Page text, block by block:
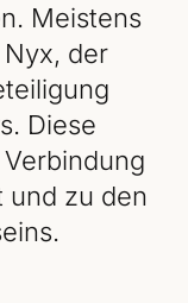
Meistens
der
Diese
und zu den